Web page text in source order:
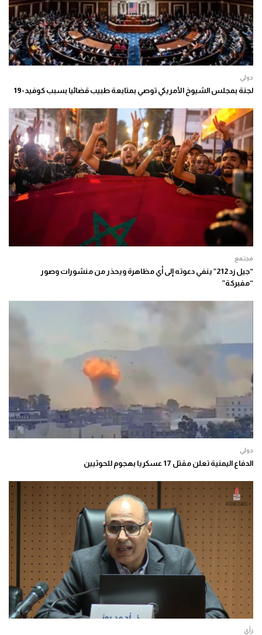
دولي
لجنة بمجلس الشيوخ الأمريكي توصي بمتابعة طبيب قضائيا بسبب كوفيد-19
مجتمع
“جيل زد 212” ينفي دعوته إلى أي مظاهرة ويحذر من منشورات وصور
“مفبركة”
دولي
الدفاع اليمنية تعلن مقتل 17 عسكريا بهجوم للحوثيين
رأي